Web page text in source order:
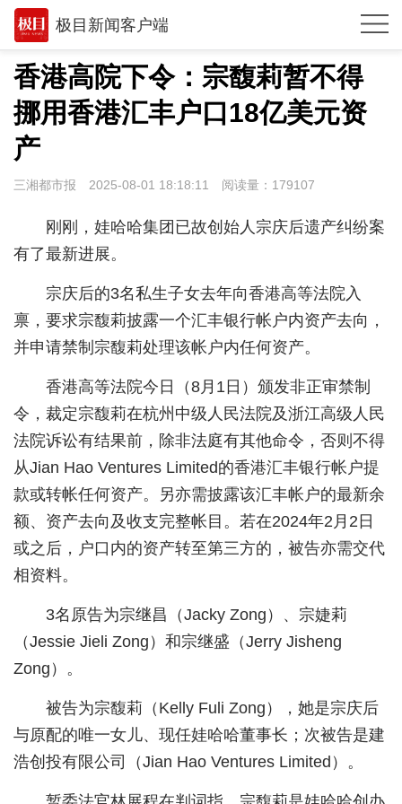
极目新闻客户端
推荐
观点
时政
湖北
世相
环球
专题
极客圈
经济
城建
科教
健康
悠游
相亲
汽车
创意
文化
香港高院下令：宗馥莉暂不得
挪用香港汇丰户口18亿美元资
产
三湘都市报 2025-08-01 18:18:11 阅读量： 179107
刚刚，娃哈哈集团已故创始人宗庆后遗产纠纷案
有了最新进展。
宗庆后的3名私生子女去年向香港高等法院入
禀，要求宗馥莉披露一个汇丰银行帐户内资产去向，
并申请禁制宗馥莉处理该帐户内任何资产。
香港高等法院今日（8月1日）颁发非正审禁制
令，裁定宗馥莉在杭州中级人民法院及浙江高级人民
法院诉讼有结果前，除非法庭有其他命令，否则不得
从Jian Hao Ventures Limited的香港汇丰银行帐户提
款或转帐任何资产。另亦需披露该汇丰帐户的最新余
额、资产去向及收支完整帐目。若在2024年2月2日
或之后，户口内的资产转至第三方的，被告亦需交代
相资料。
3名原告为宗继昌（Jacky Zong）、宗婕莉
（Jessie Jieli Zong）和宗继盛（Jerry Jisheng
Zong）。
被告为宗馥莉（Kelly Fuli Zong），她是宗庆后
与原配的唯一女儿、现任娃哈哈董事长；次被告是建
浩创投有限公司（Jian Hao Ventures Limited）。